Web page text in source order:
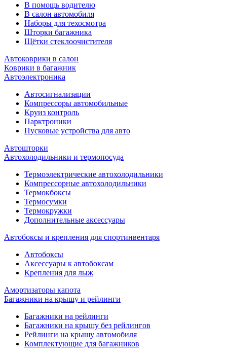
В помощь водителю
В салон автомобиля
Наборы для техосмотра
Шторки багажника
Щётки стеклоочистителя
Автоковрики в салон
Коврики в багажник
Автоэлектроника
Автосигнализации
Компрессоры автомобильные
Круиз контроль
Парктроники
Пусковые устройства для авто
Автошторки
Автохолодильники и термопосуда
Термоэлектрические автохолодильники
Компрессорные автохолодильники
Термокбоксы
Термосумки
Термокружки
Дополнительные аксессуары
Автобоксы и крепления для спортинвентаря
Автобоксы
Аксессуары к автобоксам
Крепления для лыж
Амортизаторы капота
Багажники на крышу и рейлинги
Багажники на рейлинги
Багажники на крышу без рейлингов
Рейлинги на крышу автомобиля
Комплектующие для багажников